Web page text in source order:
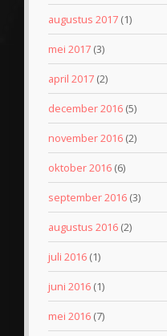
augustus 2017 (1)
mei 2017 (3)
april 2017 (2)
december 2016 (5)
november 2016 (2)
oktober 2016 (6)
september 2016 (3)
augustus 2016 (2)
juli 2016 (1)
juni 2016 (1)
mei 2016 (7)